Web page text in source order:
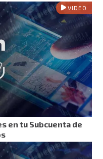
VIDEO
en tu Subcuenta de